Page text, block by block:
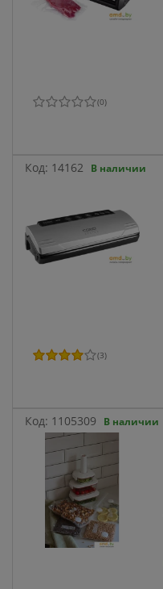
(0)
Код: 14162 В наличии
(3)
Код: 1105309 В наличии